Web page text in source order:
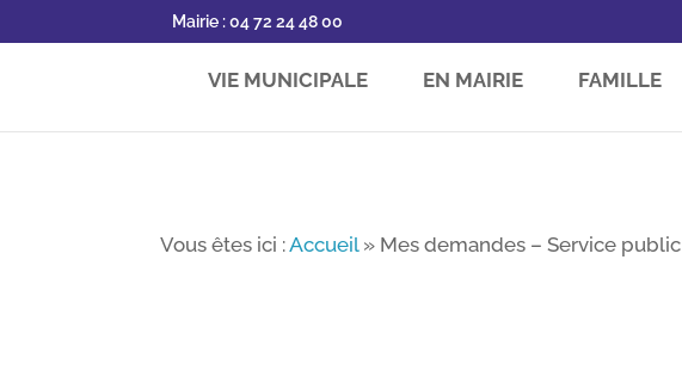
Mairie : 04 72 24 48 00
VIE MUNICIPALE EN MAIRIE FAMILLE
Vous êtes ici :Accueil» Mes demandes – Service public